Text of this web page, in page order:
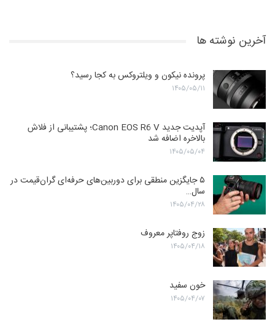
آخرین نوشته ها
پرونده نیکون و ویلتروکس به کجا رسید؟
۱۴۰۵/۰۵/۱۱
آپدیت جدید Canon EOS R6 V؛ پشتیبانی از فلاش
بالاخره اضافه شد
۱۴۰۵/۰۵/۰۴
۵ جایگزین منطقی برای دوربین‌های حرفه‌ای گران‌قیمت در
سال…
۱۴۰۵/۰۴/۲۸
زوج روفتاپر معروف
۱۴۰۵/۰۴/۱۸
خون سفید
۱۴۰۵/۰۴/۰۷